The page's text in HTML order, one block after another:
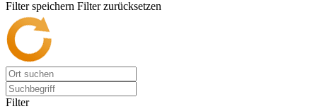
Filter speichern Filter zurücksetzen
Filter